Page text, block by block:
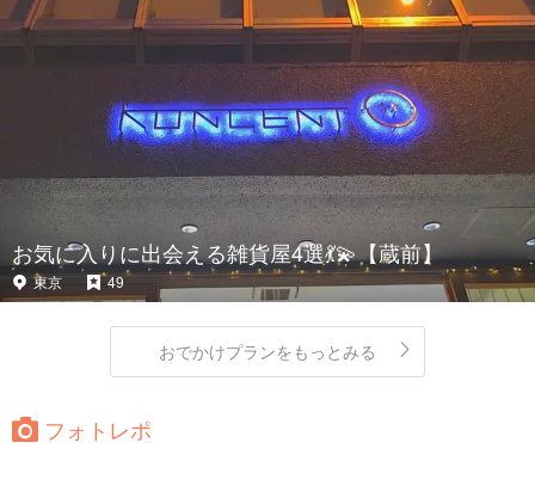
お気に入りに出会える雑貨屋4選💃💫【蔵前】
東京 49
おでかけプランをもっとみる
フォトレポ